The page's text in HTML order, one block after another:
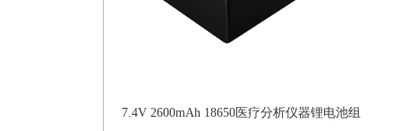
7.4V 2600mAh 18650医疗分析仪器锂电池组